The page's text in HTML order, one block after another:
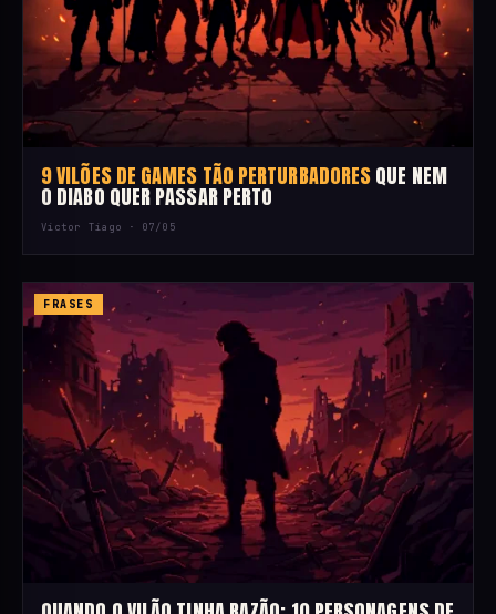
9 VILÕES DE GAMES TÃO PERTURBADORESQUE NEM
O DIABO QUER PASSAR PERTO
Victor Tiago · 07/05
FRASES